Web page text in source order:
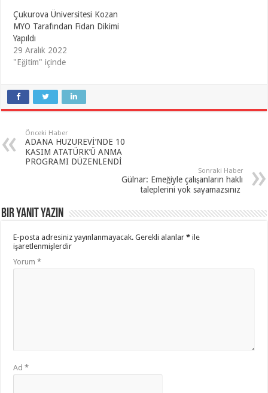
Çukurova Üniversitesi Kozan
MYO Tarafından Fidan Dikimi
Yapıldı
29 Aralık 2022
"Eğitim" içinde
Önceki Haber
ADANA HUZUREVİ’NDE 10
KASIM ATATÜRK’Ü ANMA
PROGRAMI DÜZENLENDİ
Sonraki Haber
Gülnar: Emeğiyle çalışanların haklı
taleplerini yok sayamazsınız
Bir yanıt yazın
E-posta adresiniz yayınlanmayacak. Gerekli alanlar* ile
işaretlenmişlerdir
Yorum*
Ad*